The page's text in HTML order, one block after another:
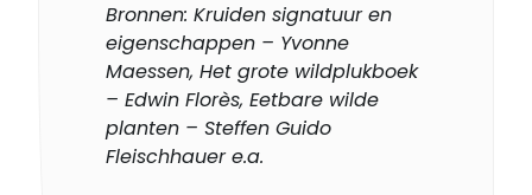
Bronnen: Kruiden signatuur en
eigenschappen – Yvonne
Maessen, Het grote wildplukboek
– Edwin Florès, Eetbare wilde
planten – Steffen Guido
Fleischhauer e.a.